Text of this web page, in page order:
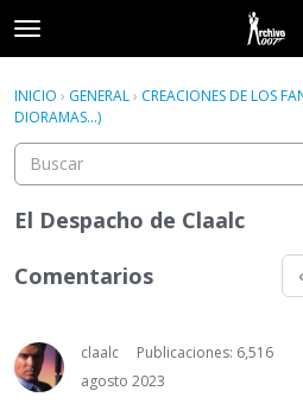
t
o
g
g
l
e
m
e
u
Acceder
Categorías
Hilos
Actividad
Acceder Registrarse
INICIO › GENERAL› CREACIONES DE LOS
DIORAMAS...)
El Despacho de Claalc
Comentarios
claalc
Publicaciones: 6,516
agosto 2023